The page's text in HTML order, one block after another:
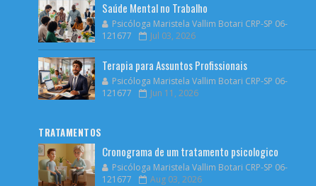
Saúde Mental no Trabalho
Psicóloga Maristela Vallim Botari CRP-SP 06-
121677
Jul 03, 2026
Terapia para Assuntos Profissionais
Psicóloga Maristela Vallim Botari CRP-SP 06-
121677
Jun 11, 2026
TRATAMENTOS
Cronograma de um tratamento psicologico
Psicóloga Maristela Vallim Botari CRP-SP 06-
121677
Aug 03, 2026